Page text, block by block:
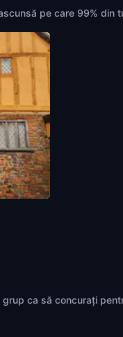
pe care 99% din
ca să concurați